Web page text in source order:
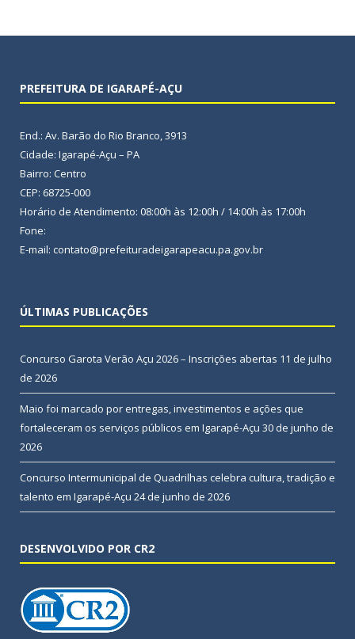
PREFEITURA DE IGARAPÉ-AÇU
End.: Av. Barão do Rio Branco, 3913
Cidade: Igarapé-Açu – PA
Bairro: Centro
CEP: 68725-000
Horário de Atendimento: 08:00h às 12:00h / 14:00h às 17:00h
Fone:
E-mail: contato@prefeituradeigarapeacu.pa.gov.br
ÚLTIMAS PUBLICAÇÕES
Concurso Garota Verão Açu 2026 – Inscrições abertas 11 de julho
de 2026
Maio foi marcado por entregas, investimentos e ações que
fortaleceram os serviços públicos em Igarapé-Açu 30 de junho de
2026
Concurso Intermunicipal de Quadrilhas celebra cultura, tradição e
talento em Igarapé-Açu 24 de junho de 2026
DESENVOLVIDO POR CR2